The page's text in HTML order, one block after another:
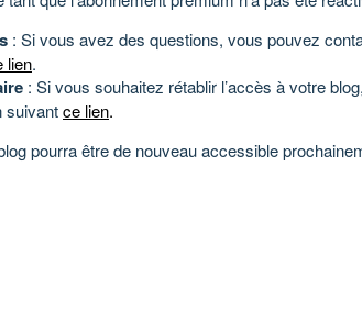
: Si vous avez des questions, vous pouvez
lien.
: Si vous souhaitez rétablir l’accès à votre
suivantce lien.
pourra être de nouveau accessible